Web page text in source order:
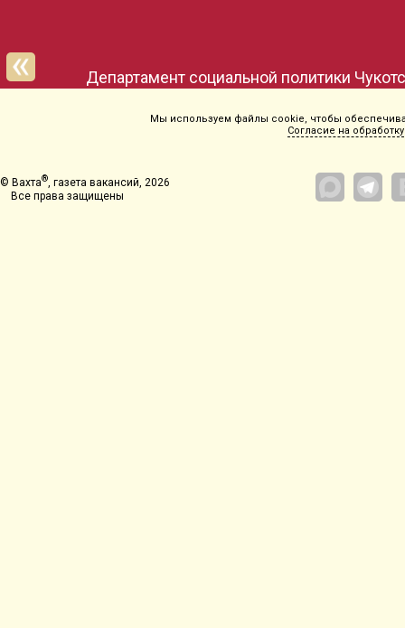
Департамент социальной политики
Мы используем файлы cookie, чтобы
Согласие на обработку
© Вахта® , газета вакансий, 2026
Все права защищены